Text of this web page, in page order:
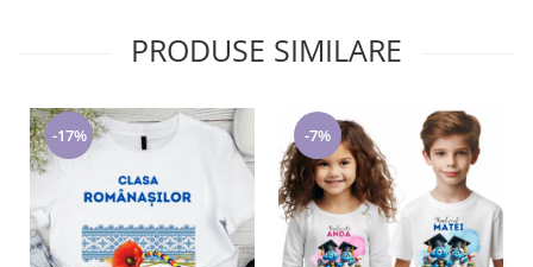
PRODUSE SIMILARE
-17% -7%